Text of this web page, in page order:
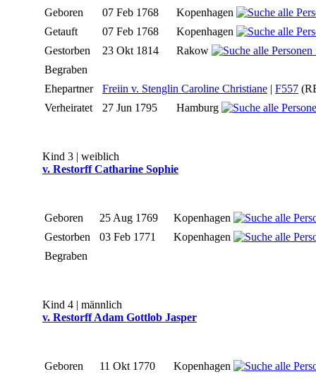
Geboren 07 Feb 1768
Kopenhagen
Getauft
07 Feb 1768
Kopenhagen
Gestorben
23 Okt 1814
Rakow
Begraben
Ehepartner
Freiin v. Stenglin Caroline Christiane | F557
Verheiratet
27 Jun 1795 Hamburg
Kind 3 | weiblich
v. Restorff Catharine Sophie
Geboren 25 Aug 1769
Kopenhagen
Gestorben
03 Feb 1771
Kopenhagen
Begraben
Kind 4 | männlich
v. Restorff Adam Gottlob Jasper
Geboren 11 Okt 1770 Kopenhagen